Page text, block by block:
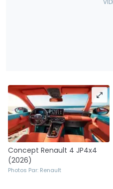
Concept Renault 4 JP4x4
(2026)
Photos Par: Renault